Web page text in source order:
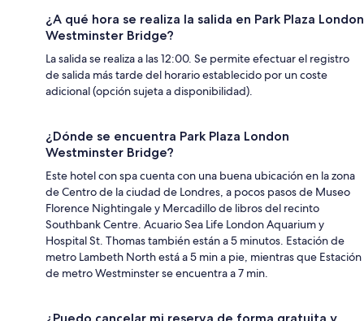
¿A qué hora se realiza la salida en Park Plaza London
Westminster Bridge?
La salida se realiza a las 12:00. Se permite efectuar el registro
de salida más tarde del horario establecido por un coste
adicional (opción sujeta a disponibilidad).
¿Dónde se encuentra Park Plaza London
Westminster Bridge?
Este hotel con spa cuenta con una buena ubicación en la zona
de Centro de la ciudad de Londres, a pocos pasos de Museo
Florence Nightingale y Mercadillo de libros del recinto
Southbank Centre. Acuario Sea Life London Aquarium y
Hospital St. Thomas también están a 5 minutos. Estación de
metro Lambeth North está a 5 min a pie, mientras que Estación
de metro Westminster se encuentra a 7 min.
¿Puedo cancelar mi reserva de forma gratuita y